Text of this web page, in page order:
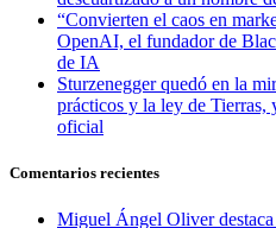
“Convierten el caos en
OpenAI, el fundador de
de IA
Sturzenegger quedó en la
prácticos y la ley de Tierras,
oficial
Comentarios recientes
Miguel Ángel Oliver destaca